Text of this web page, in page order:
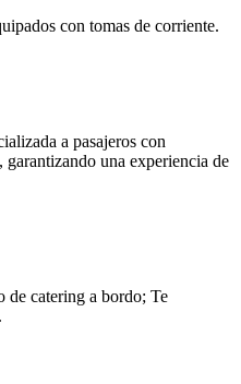
con tomas de corriente.
a pasajeros con
una experiencia de
de catering a bordo; Te